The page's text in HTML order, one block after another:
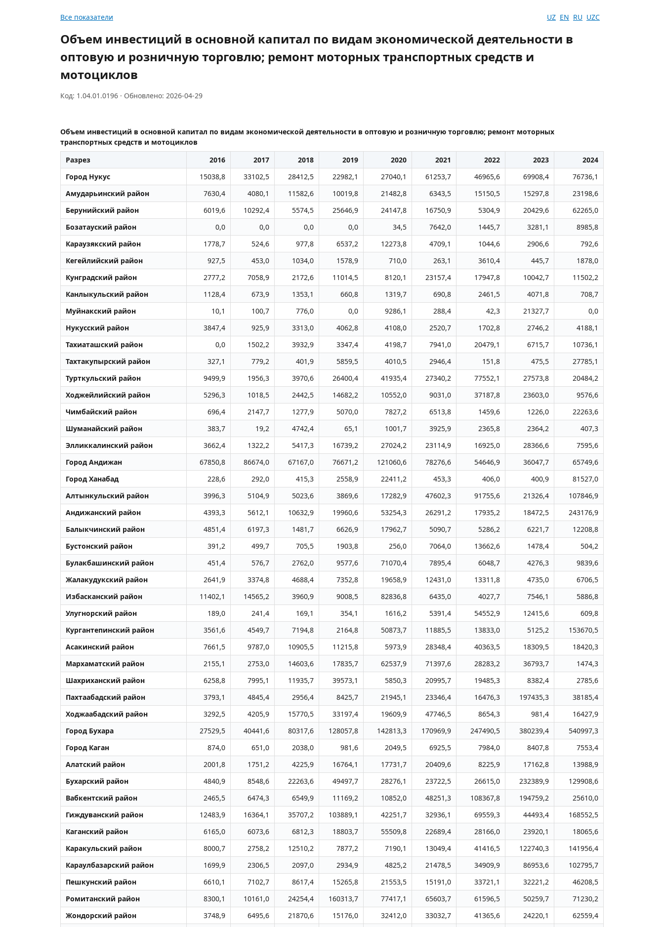
Все показатели UZ EN RU UZC
Объем инвестиций в основной капитал по видам экономической деятельности в
оптовую и розничную торговлю; ремонт моторных транспортных средств и
мотоциклов
Код: 1.04.01.0196 · Обновлено: 2026-04-29
Объем инвестиций в основной капитал по видам экономической деятельности в оптовую и розничную торговлю; ремонт моторных
транспортных средств и мотоциклов
Разрез
2016 2017 2018 2019 2020 2021 2022 2023
2024
Город Нукус
15038,8 33102,5 28412,5 22982,1 27040,1 61253,7 46965,6 69908,4
76736,1
Амударьинский район
7630,4 4080,1 11582,6 10019,8 21482,8 6343,5 15150,5 15297,8
23198,6
Берунийский район
6019,6 10292,4 5574,5 25646,9 24147,8 16750,9 5304,9 20429,6
62265,0
Бозатауский район
0,0 0,0 0,0 0,0 34,5 7642,0 1445,7 3281,1
8985,8
Караузякский район
1778,7 524,6 977,8 6537,2 12273,8 4709,1 1044,6 2906,6
792,6
Кегейлийский район
927,5 453,0 1034,0 1578,9 710,0 263,1 3610,4 445,7
1878,0
Кунградский район
2777,2 7058,9 2172,6 11014,5 8120,1 23157,4 17947,8 10042,7
11502,2
Канлыкульский район
1128,4 673,9 1353,1 660,8 1319,7 690,8 2461,5 4071,8
708,7
Муйнакский район
10,1 100,7 776,0 0,0 9286,1 288,4 42,3 21327,7
0,0
Нукусский район
3847,4 925,9 3313,0 4062,8 4108,0 2520,7 1702,8 2746,2
4188,1
Тахиаташский район
0,0 1502,2 3932,9 3347,4 4198,7 7941,0 20479,1 6715,7
10736,1
Тахтакупырский район
327,1 779,2 401,9 5859,5 4010,5 2946,4 151,8 475,5
27785,1
Турткульский район
9499,9 1956,3 3970,6 26400,4 41935,4 27340,2 77552,1 27573,8
20484,2
Ходжейлийский район
5296,3 1018,5 2442,5 14682,2 10552,0 9031,0 37187,8 23603,0
9576,6
Чимбайский район
696,4 2147,7 1277,9 5070,0 7827,2 6513,8 1459,6 1226,0
22263,6
Шуманайский район
383,7 19,2 4742,4 65,1 1001,7 3925,9 2365,8 2364,2
407,3
Элликкалинский район
3662,4 1322,2 5417,3 16739,2 27024,2 23114,9 16925,0 28366,6
7595,6
Город Андижан
67850,8 86674,0 67167,0 76671,2 121060,6 78276,6 54646,9 36047,7
65749,6
Город Ханабад
228,6 292,0 415,3 2558,9 22411,2 453,3 406,0 400,9
81527,0
Алтынкульский район
3996,3 5104,9 5023,6 3869,6 17282,9 47602,3 91755,6 21326,4
107846,9
Андижанский район
4393,3 5612,1 10632,9 19960,6 53254,3 26291,2 17935,2 18472,5
243176,9
Балыкчинский район
4851,4 6197,3 1481,7 6626,9 17962,7 5090,7 5286,2 6221,7
12208,8
Бустонский район
391,2 499,7 705,5 1903,8 256,0 7064,0 13662,6 1478,4
504,2
Булакбашинский район
451,4 576,7 2762,0 9577,6 71070,4 7895,4 6048,7 4276,3
9839,6
Жалакудукский район
2641,9 3374,8 4688,4 7352,8 19658,9 12431,0 13311,8 4735,0
6706,5
Избасканский район
11402,1 14565,2 3960,9 9008,5 82836,8 6435,0 4027,7 7546,1
5886,8
Улугноpский район
189,0 241,4 169,1 354,1 1616,2 5391,4 54552,9 12415,6
609,8
Кургантепинский район
3561,6 4549,7 7194,8 2164,8 50873,7 11885,5 13833,0 5125,2
153670,5
Асакинский район
7661,5 9787,0 10905,5 11215,8 5973,9 28348,4 40363,5 18309,5
18420,3
Мархаматский район
2155,1 2753,0 14603,6 17835,7 62537,9 71397,6 28283,2 36793,7
1474,3
Шахриханский район
6258,8 7995,1 11935,7 39573,1 5850,3 20995,7 19485,3 8382,4
2785,6
Пахтаабадский район
3793,1 4845,4 2956,4 8425,7 21945,1 23346,4 16476,3 197435,3
38185,4
Ходжаабадский район
3292,5 4205,9 15770,5 33197,4 19609,9 47746,5 8654,3 981,4
16427,9
Город Бухара
27529,5 40441,6 80317,6 128057,8 142813,3 170969,9 247490,5 380239,4
540997,3
Город Каган
874,0 651,0 2038,0 981,6 2049,5 6925,5 7984,0 8407,8
7553,4
Алатский район
2001,8 1751,2 4225,9 16764,1 17731,7 20409,6 8225,9 17162,8
13988,9
Бухарский район
4840,9 8548,6 22263,6 49497,7 28276,1 23722,5 26615,0 232389,9
129908,6
Вабкентский район
2465,5 6474,3 6549,9 11169,2 10852,0 48251,3 108367,8 194759,2
25610,0
Гиждуванский район
12483,9 16364,1 35707,2 103889,1 42251,7 32936,1 69559,3 44493,4
168552,5
Каганский район
6165,0 6073,6 6812,3 18803,7 55509,8 22689,4 28166,0 23920,1
18065,6
Каракульский район
8000,7 2758,2 12510,2 7877,2 7190,1 13049,4 41416,5 122740,3
141956,4
Караулбазарский район
1699,9 2306,5 2097,0 2934,9 4825,2 21478,5 34909,9 86953,6
102795,7
Пешкунский район
6610,1 7102,7 8617,4 15265,8 21553,5 15191,0 33721,1 32221,2
46208,5
Ромитанский район
8300,1 10161,0 24254,4 160313,7 77417,1 65603,7 61596,5 50259,7
71230,2
Жондоpский район
3748,9 6495,6 21870,6 15176,0 32412,0 33032,7 41365,6 24220,1
62559,4